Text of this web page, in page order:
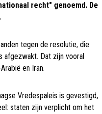
recht" genoemd. De
tegen de resolutie, die
afgezwakt. Dat zijn vooral
en Iran.
Vredespaleis is gevestigd,
staten zijn verplicht om het